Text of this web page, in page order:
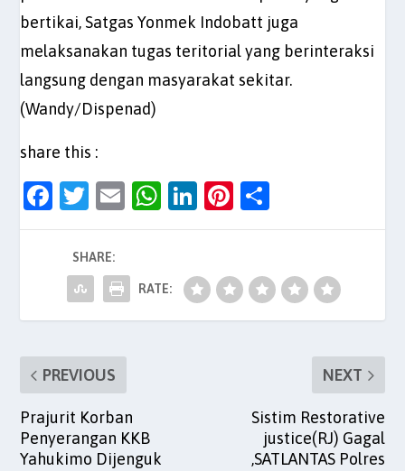
bertikai, Satgas Yonmek Indobatt juga
melaksanakan tugas teritorial yang berinteraksi
langsung dengan masyarakat sekitar.
(Wandy/Dispenad)
share this :
F
a
e
b
o
k
T
w
itt
er
E
m
l
W
h
s
Li
n
e
dI
Pi
nt
es
t
h
e
SHARE:
RATE:
PREVIOUS
Prajurit Korban
Penyerangan KKB
Yahukimo Dijenguk
NEXT
Sistim Restorative
justice(RJ) Gagal
,SATLANTAS Polres